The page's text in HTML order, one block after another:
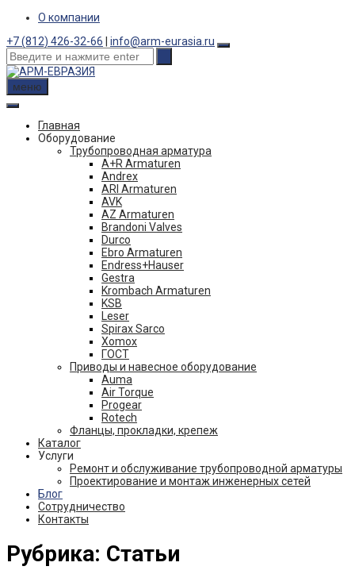
Skip
content
О компании
+7 (812) 426-32-66
info@arm-eurasia.ru
меню
Главная
Оборудование
Трубопроводная арматура
A+R Armaturen
Andrex
ARI Armaturen
AVK
AZ Armaturen
Brandoni Valves
Durco
Ebro Armaturen
Endress+Hauser
Gestra
Krombach Armaturen
KSB
Leser
Spirax Sarco
Xomox
ГОСТ
Приводы и навесное оборудование
Auma
Air Torque
Progear
Rotech
Фланцы, прокладки, крепеж
Каталог
Услуги
Ремонт и обслуживание трубопроводной арматуры
Проектирование и монтаж инженерных сетей
Блог
Сотрудничество
Контакты
Рубрика: Статьи